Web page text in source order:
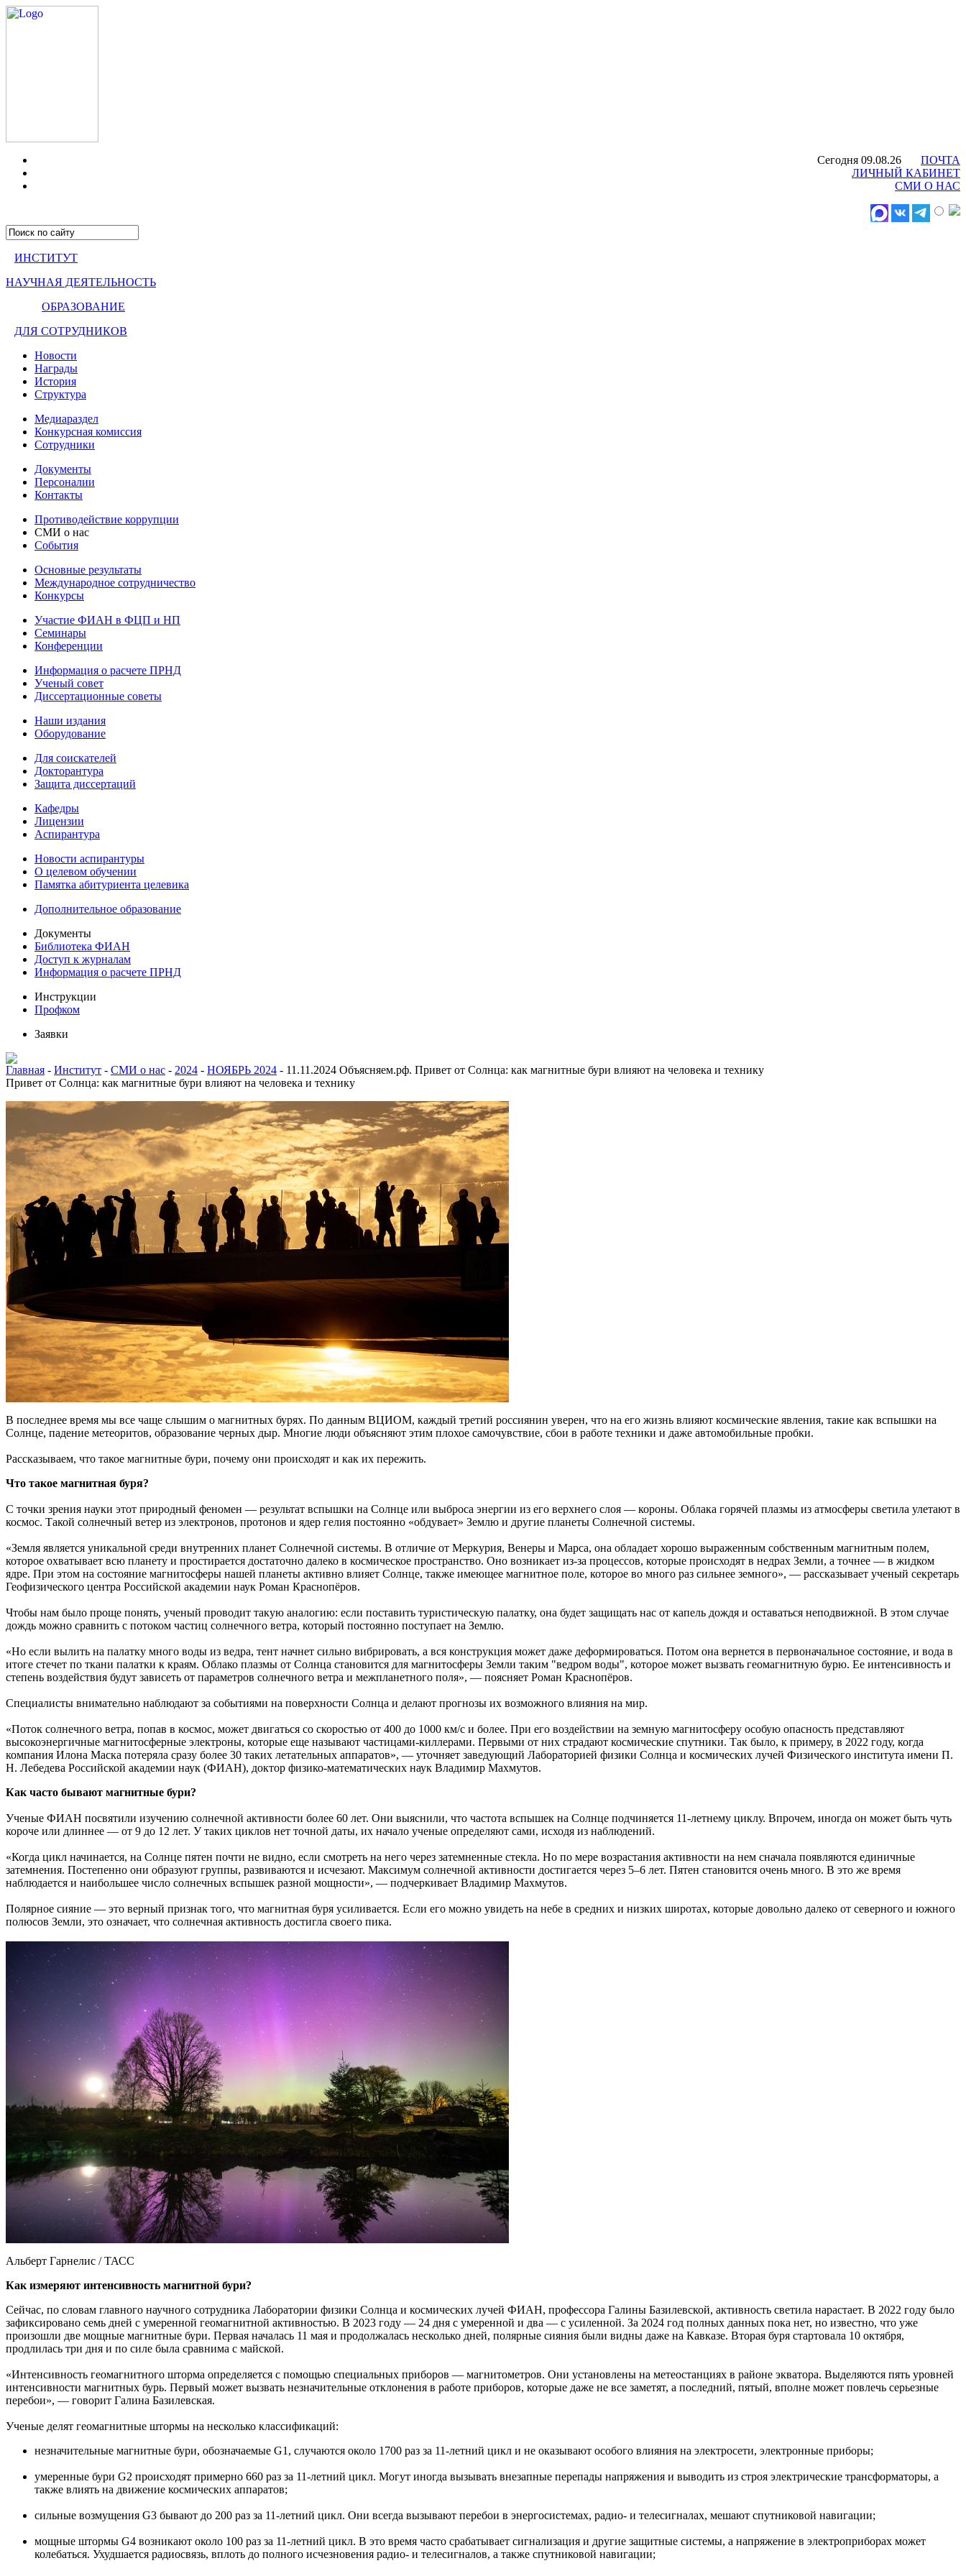
Сегодня 09.08.26
ПОЧТА
ЛИЧНЫЙ КАБИНЕТ
СМИ О НАС
ИНСТИТУТ
НАУЧНАЯ ДЕЯТЕЛЬНОСТЬ
ОБРАЗОВАНИЕ
ДЛЯ СОТРУДНИКОВ
Новости
Награды
История
Структура
Медиараздел
Конкурсная комиссия
Сотрудники
Документы
Персоналии
Контакты
Противодействие коррупции
СМИ о нас
События
Основные результаты
Международное сотрудничество
Конкурсы
Участие ФИАН в ФЦП и НП
Семинары
Конференции
Информация о расчете ПРНД
Ученый совет
Диссертационные советы
Наши издания
Оборудование
Для соискателей
Докторантура
Защита диссертаций
Кафедры
Лицензии
Аспирантура
Новости аспирантуры
О целевом обучении
Памятка абитуриента целевика
Дополнительное образование
Документы
Библиотека ФИАН
Доступ к журналам
Информация о расчете ПРНД
Инструкции
Профком
Заявки
Главная - Институт - СМИ о нас - 2024 - НОЯБРЬ 2024 - 11.11.2024 Объясняем.рф. Привет от Cолнца: как магнитные бури влияют на человека и технику
Привет от Cолнца: как магнитные бури влияют на человека и технику
В последнее время мы все чаще слышим о магнитных бурях. По данным ВЦИОМ, каждый третий россиянин уверен, что на его жизнь влияют космические явления, такие как вспышки на
Солнце, падение метеоритов, образование черных дыр. Многие люди объясняют этим плохое самочувствие, сбои в работе техники и даже автомобильные пробки.
Рассказываем, что такое магнитные бури, почему они происходят и как их пережить.
Что такое магнитная буря?
С точки зрения науки этот природный феномен — результат вспышки на Солнце или выброса энергии из его верхнего слоя — короны. Облака горячей плазмы из атмосферы светила улетают в
космос. Такой солнечный ветер из электронов, протонов и ядер гелия постоянно «обдувает» Землю и другие планеты Солнечной системы.
«Земля является уникальной среди внутренних планет Солнечной системы. В отличие от Меркурия, Венеры и Марса, она обладает хорошо выраженным собственным магнитным полем,
которое охватывает всю планету и простирается достаточно далеко в космическое пространство. Оно возникает из-за процессов, которые происходят в недрах Земли, а точнее — в жидком
ядре. При этом на состояние магнитосферы нашей планеты активно влияет Солнце, также имеющее магнитное поле, которое во много раз сильнее земного», — рассказывает ученый секретарь
Геофизического центра Российской академии наук Роман Краснопёров.
Чтобы нам было проще понять, ученый проводит такую аналогию: если поставить туристическую палатку, она будет защищать нас от капель дождя и оставаться неподвижной. В этом случае
дождь можно сравнить с потоком частиц солнечного ветра, который постоянно поступает на Землю.
«Но если вылить на палатку много воды из ведра, тент начнет сильно вибрировать, а вся конструкция может даже деформироваться. Потом она вернется в первоначальное состояние, и вода в
итоге стечет по ткани палатки к краям. Облако плазмы от Солнца становится для магнитосферы Земли таким "ведром воды", которое может вызвать геомагнитную бурю. Ее интенсивность и
степень воздействия будут зависеть от параметров солнечного ветра и межпланетного поля», — поясняет Роман Краснопёров.
Специалисты внимательно наблюдают за событиями на поверхности Солнца и делают прогнозы их возможного влияния на мир.
«Поток солнечного ветра, попав в космос, может двигаться со скоростью от 400 до 1000 км/с и более. При его воздействии на земную магнитосферу особую опасность представляют
высокоэнергичные магнитосферные электроны, которые еще называют частицами-киллерами. Первыми от них страдают космические спутники. Так было, к примеру, в 2022 году, когда
компания Илона Маска потеряла сразу более 30 таких летательных аппаратов», — уточняет заведующий Лабораторией физики Солнца и космических лучей Физического института имени П.
Н. Лебедева Российской академии наук (ФИАН), доктор физико-математических наук Владимир Махмутов.
Как часто бывают магнитные бури?
Ученые ФИАН посвятили изучению солнечной активности более 60 лет. Они выяснили, что частота вспышек на Солнце подчиняется 11-летнему циклу. Впрочем, иногда он может быть чуть
короче или длиннее — от 9 до 12 лет. У таких циклов нет точной даты, их начало ученые определяют сами, исходя из наблюдений.
«Когда цикл начинается, на Солнце пятен почти не видно, если смотреть на него через затемненные стекла. Но по мере возрастания активности на нем сначала появляются единичные
затемнения. Постепенно они образуют группы, развиваются и исчезают. Максимум солнечной активности достигается через 5–6 лет. Пятен становится очень много. В это же время
наблюдается и наибольшее число солнечных вспышек разной мощности», — подчеркивает Владимир Махмутов.
Полярное сияние — это верный признак того, что магнитная буря усиливается. Если его можно увидеть на небе в средних и низких широтах, которые довольно далеко от северного и южного
полюсов Земли, это означает, что солнечная активность достигла своего пика.
Альберт Гарнелис / ТАСС
Как измеряют интенсивность магнитной бури?
Сейчас, по словам главного научного сотрудника Лаборатории физики Солнца и космических лучей ФИАН, профессора Галины Базилевской, активность светила нарастает. В 2022 году было
зафиксировано семь дней с умеренной геомагнитной активностью. В 2023 году — 24 дня с умеренной и два — с усиленной. За 2024 год полных данных пока нет, но известно, что уже
произошли две мощные магнитные бури. Первая началась 11 мая и продолжалась несколько дней, полярные сияния были видны даже на Кавказе. Вторая буря стартовала 10 октября,
продлилась три дня и по силе была сравнима с майской.
«Интенсивность геомагнитного шторма определяется с помощью специальных приборов — магнитометров. Они установлены на метеостанциях в районе экватора. Выделяются пять уровней
интенсивности магнитных бурь. Первый может вызвать незначительные отклонения в работе приборов, которые даже не все заметят, а последний, пятый, вполне может повлечь серьезные
перебои», — говорит Галина Базилевская.
Ученые делят геомагнитные штормы на несколько классификаций:
незначительные магнитные бури, обозначаемые G1, случаются около 1700 раз за 11-летний цикл и не оказывают особого влияния на электросети, электронные приборы;
умеренные бури G2 происходят примерно 660 раз за 11-летний цикл. Могут иногда вызывать внезапные перепады напряжения и выводить из строя электрические трансформаторы, а
также влиять на движение космических аппаратов;
сильные возмущения G3 бывают до 200 раз за 11-летний цикл. Они всегда вызывают перебои в энергосистемах, радио- и телесигналах, мешают спутниковой навигации;
мощные штормы G4 возникают около 100 раз за 11-летний цикл. В это время часто срабатывает сигнализация и другие защитные системы, а напряжение в электроприборах может
колебаться. Ухудшается радиосвязь, вплоть до полного исчезновения радио- и телесигналов, а также спутниковой навигации;